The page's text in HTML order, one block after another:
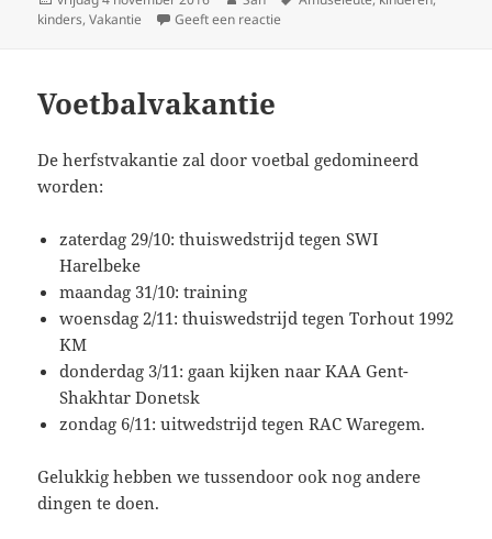
op
kinders,Vakantie Geeft een reactie
Voetbalvakantie
De herfstvakantie zal door voetbal gedomineerd
worden:
zaterdag 29/10: thuiswedstrijd tegen SWI
Harelbeke
maandag 31/10: training
woensdag 2/11: thuiswedstrijd tegen Torhout 1992
KM
donderdag 3/11: gaan kijken naar KAA Gent-
Shakhtar Donetsk
zondag 6/11: uitwedstrijd tegen RAC Waregem.
Gelukkig hebben we tussendoor ook nog andere
dingen te doen.